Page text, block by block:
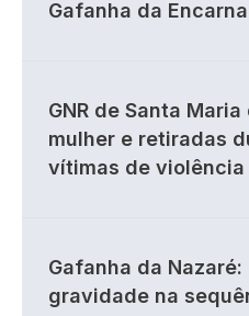
Gafanha da
GNR de Santa
mulher e retiradas
vítimas de
Gafanha da
gravidade na